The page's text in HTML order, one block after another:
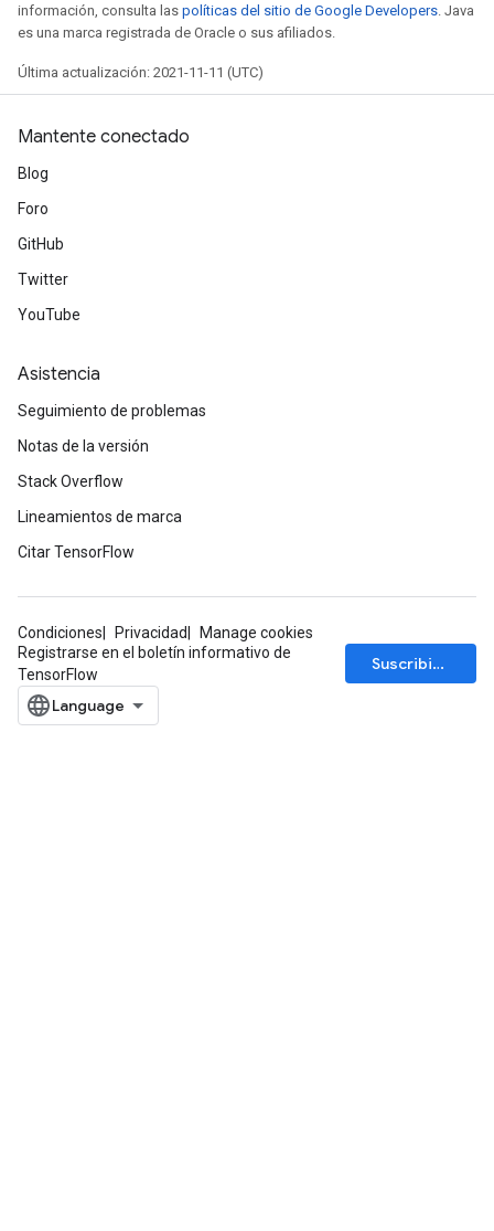
información, consulta las políticas del sitio de Google Developers . Java
es una marca registrada de Oracle o sus afiliados.
Última actualización: 2021-11-11 (UTC)
Mantente conectado
Blog
Foro
GitHub
Twitter
YouTube
Asistencia
Seguimiento de problemas
Notas de la versión
Stack Overflow
Lineamientos de marca
Citar TensorFlow
Condiciones Privacidad
Manage cookies
Registrarse en el boletín informativo de
TensorFlow
Suscribirse